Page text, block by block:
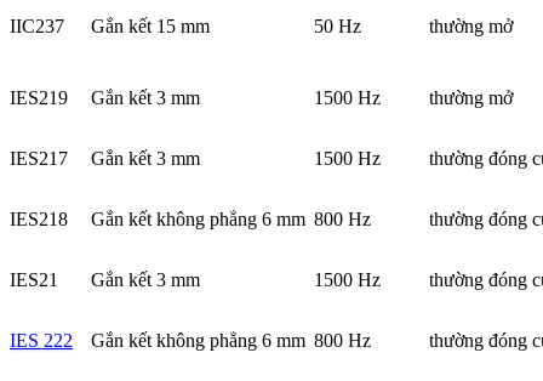
IIC237 Gắn kết 15 mm 50 Hz thường mở
IES219 Gắn kết 3 mm 1500 Hz thường mở
IES217 Gắn kết 3 mm 1500 Hz thường đóng
IES218 Gắn kết không phẳng 6 mm 800 Hz thường đóng
IES21 Gắn kết 3 mm 1500 Hz thường đóng
IES 222 Gắn kết không phẳng 6 mm 800 Hz thường đóng